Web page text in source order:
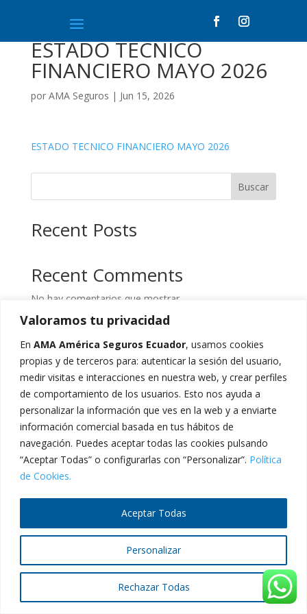
Valoramos tu privacidad
En AMA América Seguros Ecuador, usamos cookies
propias y de terceros para: autenticar la sesión del usuario,
medir visitas e interacciones en nuestra web, y crear perfiles
de comportamiento de los usuarios. Esto nos ayuda a
personalizar la información que ves en la web y a enviarte
información comercial basada en tus hábitos de
navegación. Puedes aceptar todas las cookies pulsando
“Aceptar Todas” o configurarlas con “Personalizar”. Política
de Cookies.
Personalizar
Rechazar Todas
Aceptar Todas
ESTADO TECNICO
FINANCIERO MAYO 2026
por AMA Seguros | Jun 15, 2026
ESTADO TECNICO FINANCIERO MAYO 2026
Buscar
Recent Posts
Recent Comments
No hay comentarios que mostrar.
2024 © AMA América Seguros Ecuador - Todos los
derechos reservados.